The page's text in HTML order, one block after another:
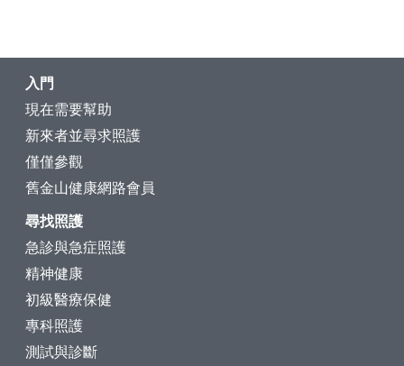
入門
現在需要幫助
新來者並尋求照護
僅僅參觀
舊金山健康網路會員
尋找照護
急診與急症照護
精神健康
初級醫療保健
專科照護
測試與診斷